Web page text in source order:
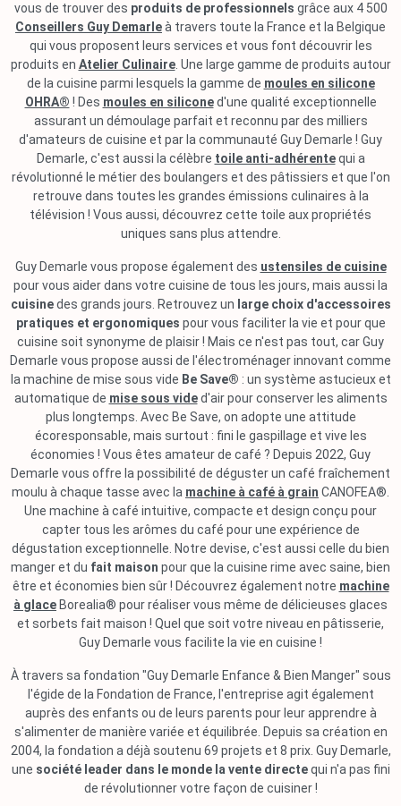
vous de trouver des produits de professionnels grâce aux 4 500
Conseillers Guy Demarleà travers toute la France et la Belgique
qui vous proposent leurs services et vous font découvrir les
produits en Atelier Culinaire. Une large gamme de produits autour
de la cuisine parmi lesquels la gamme de moules en silicone
OHRA® ! Des moules en siliconed'une qualité exceptionnelle
assurant un démoulage parfait et reconnu par des milliers
d'amateurs de cuisine et par la communauté Guy Demarle ! Guy
Demarle, c'est aussi la célèbre toile anti-adhérentequi a
révolutionné le métier des boulangers et des pâtissiers et que l'on
retrouve dans toutes les grandes émissions culinaires à la
télévision ! Vous aussi, découvrez cette toile aux propriétés
uniques sans plus attendre.
Guy Demarle vous propose également des ustensiles de cuisine
pour vous aider dans votre cuisine de tous les jours, mais aussi la
cuisinedes grands jours. Retrouvez un large choix d'accessoires
pratiques et ergonomiques pour vous faciliter la vie et pour que
cuisine soit synonyme de plaisir ! Mais ce n'est pas tout, car Guy
Demarle vous propose aussi de l'électroménager innovant comme
la machine de mise sous vide Be Save® : un système astucieux et
automatique de mise sous vided'air pour conserver les aliments
plus longtemps. Avec Be Save, on adopte une attitude
écoresponsable, mais surtout : fini le gaspillage et vive les
économies ! Vous êtes amateur de café ? Depuis 2022, Guy
Demarle vous offre la possibilité de déguster un café fraîchement
moulu à chaque tasse avec la machine à café à grain CANOFEA®.
Une machine à café intuitive, compacte et design conçu pour
capter tous les arômes du café pour une expérience de
dégustation exceptionnelle. Notre devise, c'est aussi celle du bien
manger et du fait maison pour que la cuisine rime avec saine, bien
être et économies bien sûr ! Découvrez également notre machine
à glace Borealia® pour réaliser vous même de délicieuses glaces
et sorbets fait maison ! Quel que soit votre niveau en pâtisserie,
Guy Demarle vous facilite la vie en cuisine !
À travers sa fondation "Guy Demarle Enfance & Bien Manger" sous
l'égide de la Fondation de France, l'entreprise agit également
auprès des enfants ou de leurs parents pour leur apprendre à
s'alimenter de manière variée et équilibrée. Depuis sa création en
2004, la fondation a déjà soutenu 69 projets et 8 prix. Guy Demarle,
une société leader dans le monde la vente directequi n'a pas fini
de révolutionner votre façon de cuisiner !